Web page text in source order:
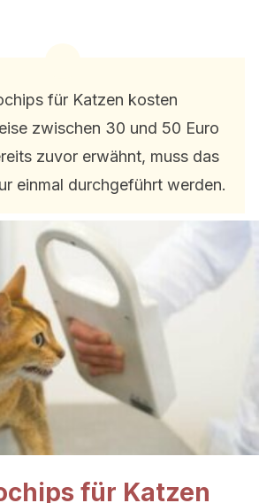
für Katzen kosten
zwischen 30 und 50 Euro
zuvor erwähnt, muss das
einmal durchgeführt werden.
für Katzen